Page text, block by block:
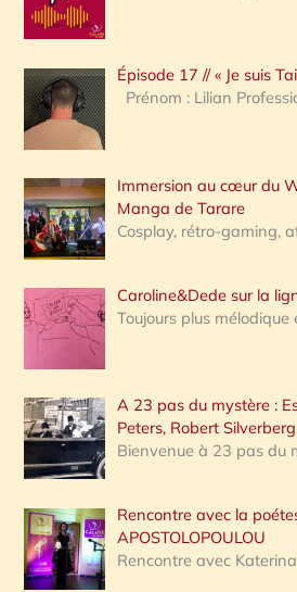
r
c
h
e
:
Épisode 17 // « Je suis
Prénom : Lilian
Immersion au cœur du
Manga de Tarare
Cosplay, rétro-gaming,
Caroline&Dede sur la
Toujours plus mélodique
A 23 pas du mystère :
Peters, Robert
Bienvenue à 23 pas du
Rencontre avec la
APOSTOLOPOULOU
Rencontre avec